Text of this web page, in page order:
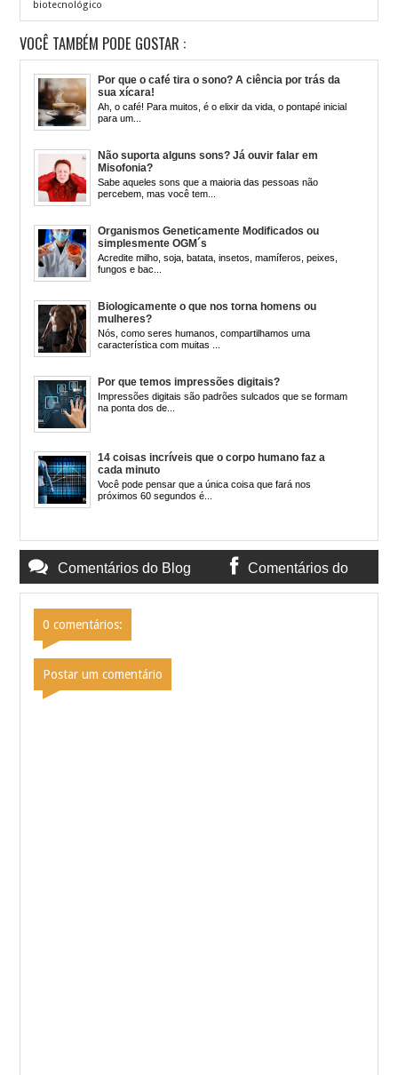
biotecnológico
VOCÊ TAMBÉM PODE GOSTAR :
Por que o café tira o sono? A ciência por trás da
sua xícara!
Ah, o café! Para muitos, é o elixir da vida, o pontapé inicial
para um...
Não suporta alguns sons? Já ouvir falar em
Misofonia?
Sabe aqueles sons que a maioria das pessoas não
percebem, mas você tem...
Organismos Geneticamente Modificados ou
simplesmente OGM´s
Acredite milho, soja, batata, insetos, mamíferos, peixes,
fungos e bac...
Biologicamente o que nos torna homens ou
mulheres?
Nós, como seres humanos, compartilhamos uma
característica com muitas ...
Por que temos impressões digitais?
Impressões digitais são padrões sulcados que se formam
na ponta dos de...
14 coisas incríveis que o corpo humano faz a
cada minuto
Você pode pensar que a única coisa que fará nos
próximos 60 segundos é...
Comentários do Blog Comentários do
0 comentários:
Postar um comentário